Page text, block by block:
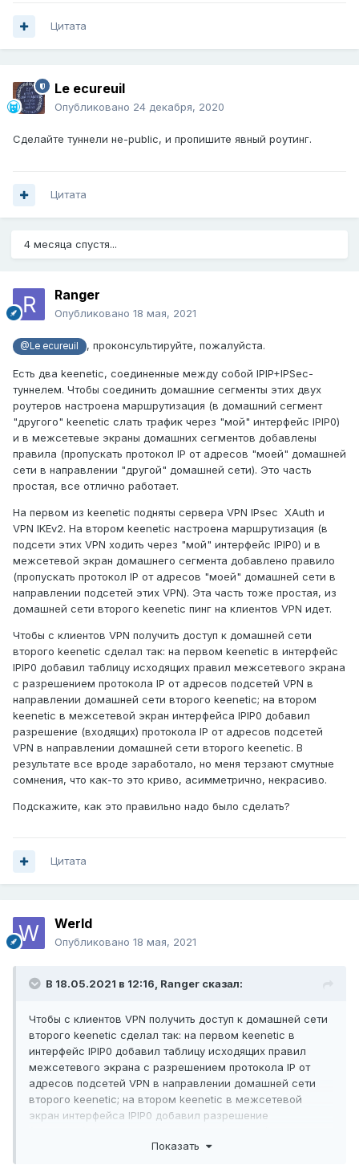
Цитата
Le ecureuil
Опубликовано 24 декабря, 2020
Сделайте туннели не-public, и пропишите явный роутинг.
Цитата
4 месяца спустя...
Ranger
Опубликовано 18 мая, 2021
@Le ecureuil , проконсультируйте, пожалуйста.
Есть два keenetic, соединенные между собой IPIP+IPSec-
туннелем. Чтобы соединить домашние сегменты этих двух
роутеров настроена маршрутизация (в домашний сегмент
"другого" keenetic слать трафик через "мой" интерфейс IPIP0)
и в межсетевые экраны домашних сегментов добавлены
правила (пропускать протокол IP от адресов "моей" домашней
сети в направлении "другой" домашней сети). Это часть
простая, все отлично работает.
На первом из keenetic подняты сервера VPN IPsec XAuth и
VPN IKEv2. На втором keenetic настроена маршрутизация (в
подсети этих VPN ходить через "мой" интерфейс IPIP0) и в
межсетевой экран домашнего сегмента добавлено правило
(пропускать протокол IP от адресов "моей" домашней сети в
направлении подсетей этих VPN). Эта часть тоже простая, из
домашней сети второго keenetic пинг на клиентов VPN идет.
Чтобы с клиентов VPN получить доступ к домашней сети
второго keenetic сделал так: на первом keenetic в интерфейс
IPIP0 добавил таблицу исходящих правил межсетевого экрана
с разрешением протокола IP от адресов подсетей VPN в
направлении домашней сети второго keenetic; на втором
keenetic в межсетевой экран интерфейса IPIP0 добавил
разрешение (входящих) протокола IP от адресов подсетей
VPN в направлении домашней сети второго keenetic. В
результате все вроде заработало, но меня терзают смутные
сомнения, что как-то это криво, асимметрично, некрасиво.
Подскажите, как это правильно надо было сделать?
Цитата
Werld
Опубликовано 18 мая, 2021
В 18.05.2021 в 12:16, Ranger сказал:
Чтобы с клиентов VPN получить доступ к домашней сети
второго keenetic сделал так: на первом keenetic в
интерфейс IPIP0 добавил таблицу исходящих правил
межсетевого экрана с разрешением протокола IP от
адресов подсетей VPN в направлении домашней сети
второго keenetic; на втором keenetic в межсетевой
экран интерфейса IPIP0 добавил разрешение
направлении домашней сети второго keenetic. В
Показать